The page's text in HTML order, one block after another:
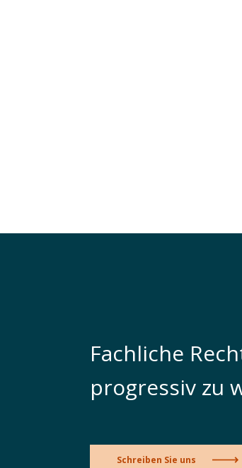
Fachliche
progressiv zu
Schreiben Sie uns